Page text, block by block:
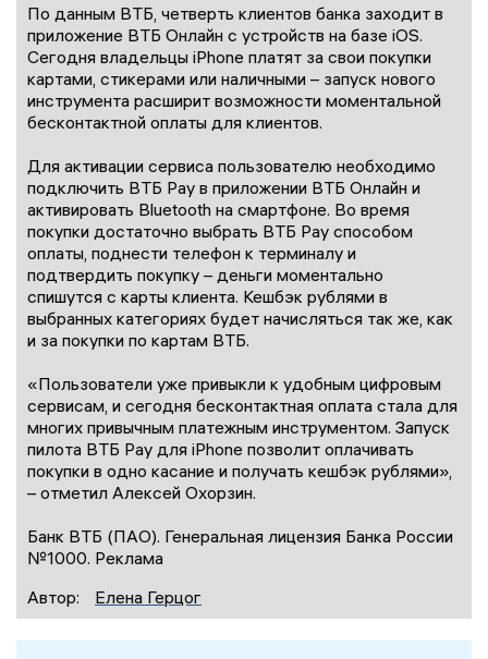
По данным ВТБ, четверть клиентов банка заходит в
приложение ВТБ Онлайн с устройств на базе iOS.
Сегодня владельцы iPhone платят за свои покупки
картами, стикерами или наличными – запуск нового
инструмента расширит возможности моментальной
бесконтактной оплаты для клиентов.
Для активации сервиса пользователю необходимо
подключить ВТБ Pay в приложении ВТБ Онлайн и
активировать Bluetooth на смартфоне. Во время
покупки достаточно выбрать ВТБ Pay способом
оплаты, поднести телефон к терминалу и
подтвердить покупку – деньги моментально
спишутся с карты клиента. Кешбэк рублями в
выбранных категориях будет начисляться так же, как
и за покупки по картам ВТБ.
«Пользователи уже привыкли к удобным цифровым
сервисам, и сегодня бесконтактная оплата стала для
многих привычным платежным инструментом. Запуск
пилота ВТБ Pay для iPhone позволит оплачивать
покупки в одно касание и получать кешбэк рублями»,
– отметил Алексей Охорзин.
Банк ВТБ (ПАО). Генеральная лицензия Банка России
№1000. Реклама
Автор:
Елена Герцог